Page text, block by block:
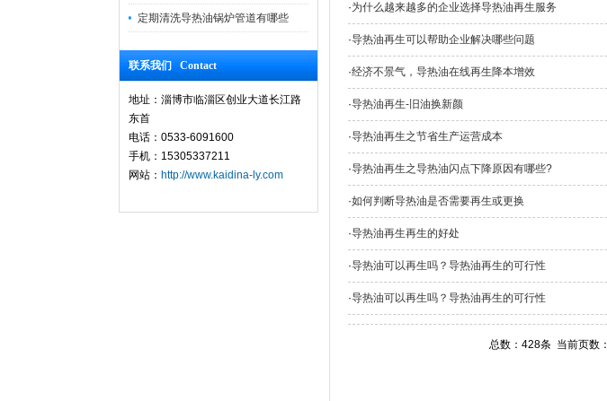
定期清洗导热油锅炉管道有哪些
联系我们 Contact
地址：淄博市临淄区创业大道长江路
东首
电话：0533-6091600
手机：15305337211
网站： http://www.kaidina-ly.com
·为什么越来越多的企业选择导热油再生服务
·导热油再生可以帮助企业解决哪些问题
·经济不景气，导热油在线再生降本增效
·导热油再生-旧油换新颜
·导热油再生之节省生产运营成本
·导热油再生之导热油闪点下降原因有哪些?
·如何判断导热油是否需要再生或更换
·导热油再生再生的好处
·导热油可以再生吗？导热油再生的可行性
·导热油可以再生吗？导热油再生的可行性
总数：428条 当前页数：